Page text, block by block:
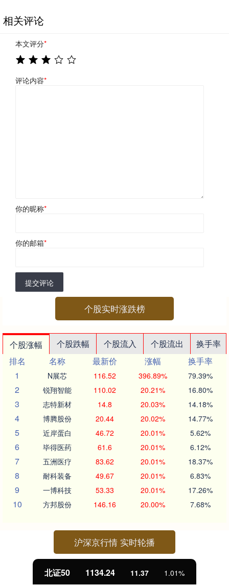
相关评论
本文评分*
评论内容*
你的昵称*
你的邮箱*
提交评论
个股实时涨跌榜
个股涨幅 个股跌幅 个股流入 个股流出
换手率
排名
名称 最新价 涨幅
换手率
1
N展芯 116.52 396.89% 79.39%
2 锐翔智能 110.02 20.21% 16.80%
3 志特新材 14.8 20.03% 14.18%
4 博腾股份 20.44 20.02% 14.77%
5 近岸蛋白 46.72 20.01% 5.62%
6 毕得医药 61.6 20.01% 6.12%
7 五洲医疗 83.62 20.01% 18.37%
8 耐科装备 49.67 20.01% 6.83%
9 一博科技 53.33 20.01% 17.26%
10 方邦股份 146.16 20.00% 7.68%
沪深京行情 实时轮播
北证50 1134.24 11.37 1.01%